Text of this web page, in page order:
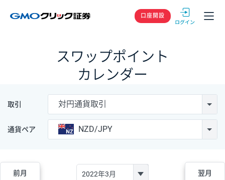
GMOクリック
口座開設
スワップポイント
カレンダー
取引 対円通貨取引
通貨ペア NZD/JPY
前月 翌月